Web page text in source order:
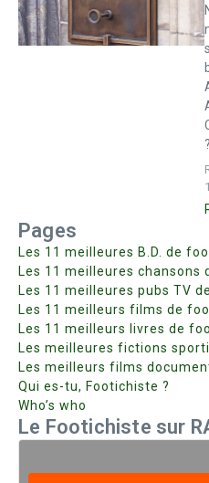
Pages
Les 11 meilleures B.D. de
Les 11 meilleures chansons
Les 11 meilleures pubs TV
Les 11 meilleurs films de
Les 11 meilleurs livres de
Les meilleures fictions
Les meilleurs films
Qui es-tu, Footichiste ?
Who’s who
Le Footichiste sur